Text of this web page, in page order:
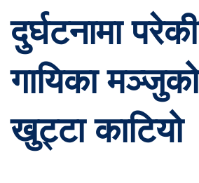
दुर्घटनामा
गायिका
खुट्टा काटियो